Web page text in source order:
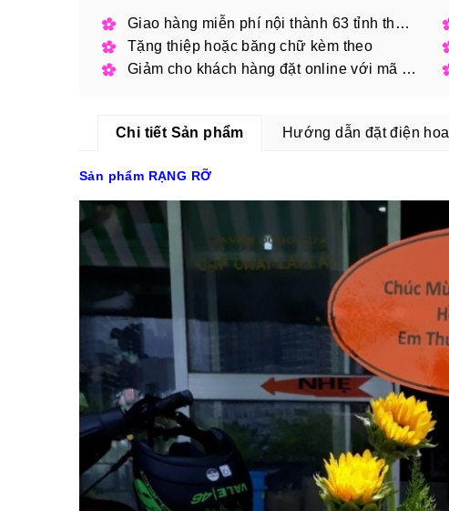
Giao hàng miễn phí nội thành 63 tỉnh thành phố
Tặng thiệp hoặc băng chữ kèm theo
Giảm cho khách hàng đặt online với mã giảm giá
Chi tiết Sản phẩm Hướng dẫn đặt điện hoa
Sản phẩm RẠNG RỠ